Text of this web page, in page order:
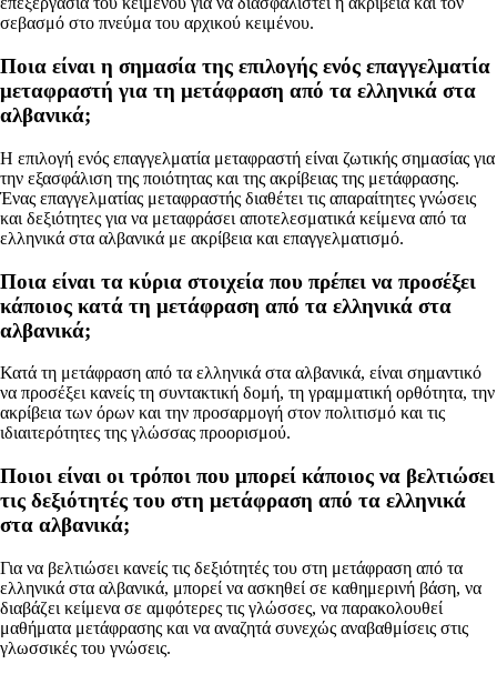
σεβασμό στο πνεύμα του αρχικού κειμένου.
Ποια είναι η σημασία της επιλογής ενός επαγγελματία
μεταφραστή για τη μετάφραση από τα ελληνικά στα
αλβανικά;
Η επιλογή ενός επαγγελματία μεταφραστή είναι ζωτικής σημασίας για
την εξασφάλιση της ποιότητας και της ακρίβειας της μετάφρασης.
Ένας επαγγελματίας μεταφραστής διαθέτει τις απαραίτητες γνώσεις
και δεξιότητες για να μεταφράσει αποτελεσματικά κείμενα από τα
ελληνικά στα αλβανικά με ακρίβεια και επαγγελματισμό.
Ποια είναι τα κύρια στοιχεία που πρέπει να προσέξει
κάποιος κατά τη μετάφραση από τα ελληνικά στα
αλβανικά;
Κατά τη μετάφραση από τα ελληνικά στα αλβανικά, είναι σημαντικό
να προσέξει κανείς τη συντακτική δομή, τη γραμματική ορθότητα, την
ακρίβεια των όρων και την προσαρμογή στον πολιτισμό και τις
ιδιαιτερότητες της γλώσσας προορισμού.
Ποιοι είναι οι τρόποι που μπορεί κάποιος να βελτιώσει
τις δεξιότητές του στη μετάφραση από τα ελληνικά
στα αλβανικά;
Για να βελτιώσει κανείς τις δεξιότητές του στη μετάφραση από τα
ελληνικά στα αλβανικά, μπορεί να ασκηθεί σε καθημερινή βάση, να
διαβάζει κείμενα σε αμφότερες τις γλώσσες, να παρακολουθεί
μαθήματα μετάφρασης και να αναζητά συνεχώς αναβαθμίσεις στις
γλωσσικές του γνώσεις.